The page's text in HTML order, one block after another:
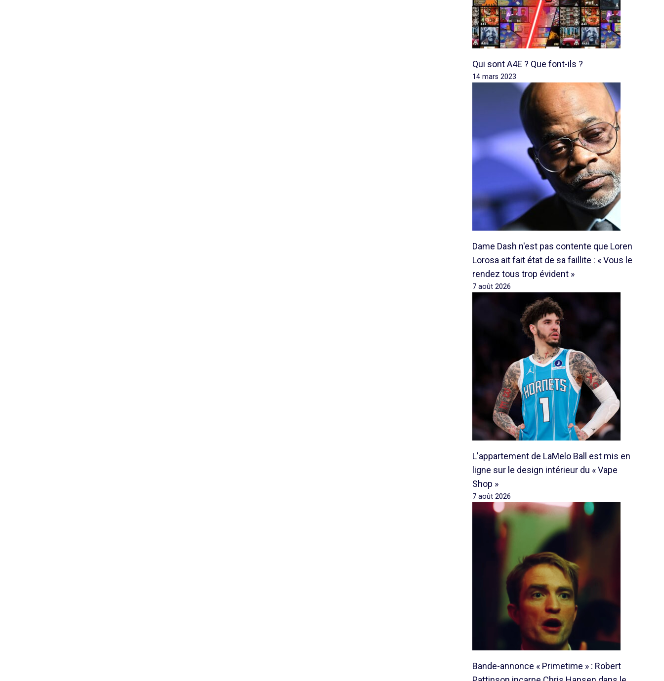
Qui sont A4E ? Que font-ils ?
14 mars 2023
Dame Dash n'est pas contente que Loren
Lorosa ait fait état de sa faillite : « Vous le
rendez tous trop évident »
7 août 2026
L'appartement de LaMelo Ball est mis en
ligne sur le design intérieur du « Vape
Shop »
7 août 2026
Bande-annonce « Primetime » : Robert